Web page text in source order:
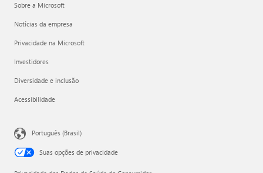
Sobre a Microsoft
Notícias da empresa
Privacidade na Microsoft
Investidores
Diversidade e inclusão
Acessibilidade
Português (Brasil)
Suas opções de privacidade